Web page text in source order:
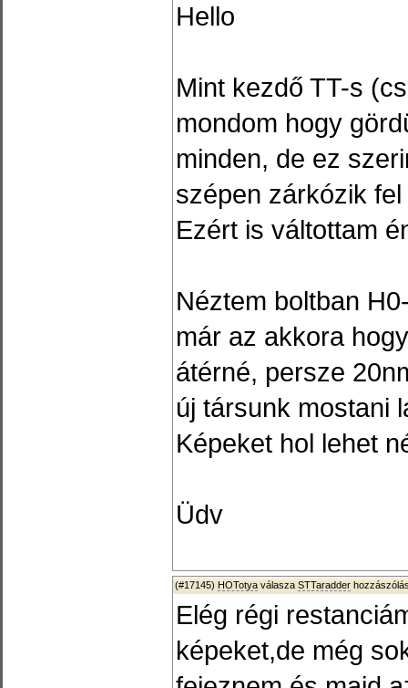
Hello
Mint kezdő TT-s
mondom hogy
minden, de ez
szépen zárkózik
Ezért is váltottam
Néztem boltban
már az akkora
átérné, persze
új társunk mostani
Képeket hol lehet
Üdv
(#17145) HOTotya válasza STTaradder
Elég régi
képeket,de még